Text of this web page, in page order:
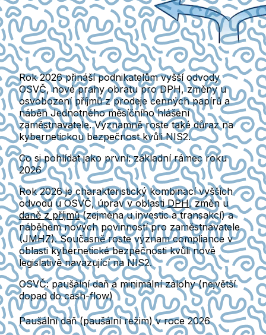
Rok 2026 přináší podnikatelům vyšší odvody
OSVČ, nové prahy obratu pro DPH, změny u
osvobození příjmů z prodeje cenných papírů a
náběh Jednotného měsíčního hlášení
zaměstnavatele. Významně roste také důraz na
kybernetickou bezpečnost kvůli NIS2.
Co si pohlídat jako první: základní rámec roku
2026
Rok 2026 je charakteristický kombinacívyšších
odvodů u OSVČ, úprav v oblastiDPH, změn u
daně z příjmů(zejména u investic a transakcí) a
náběhem nových povinností pro zaměstnavatele
(JMHZ). Současně roste význam compliance v
oblasti kybernetické bezpečnosti kvůli nové
legislativě navazující na NIS2.
OSVČ: paušální daň a minimální zálohy (největší
dopad do cash-flow)
Paušální daň (paušální režim) v roce 2026